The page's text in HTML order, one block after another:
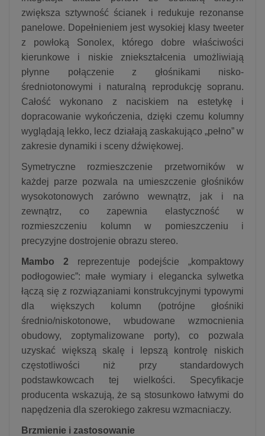
zwiększa sztywność ścianek i redukuje rezonanse
panelowe. Dopełnieniem jest wysokiej klasy tweeter
z powłoką Sonolex, którego dobre właściwości
kierunkowe i niskie zniekształcenia umożliwiają
płynne połączenie z głośnikami nisko-
średniotonowymi i naturalną reprodukcję sopranu.
Całość wykonano z naciskiem na estetykę i
dopracowanie wykończenia, dzięki czemu kolumny
wyglądają lekko, lecz działają zaskakująco „pełno” w
zakresie dynamiki i sceny dźwiękowej.
Symetryczne rozmieszczenie przetworników w
każdej parze pozwala na umieszczenie głośników
wysokotonowych zarówno wewnątrz, jak i na
zewnątrz, co zapewnia elastyczność w
rozmieszczeniu kolumn w pomieszczeniu i
precyzyjne dostrojenie obrazu stereo.
Mambo 2 reprezentuje podejście „kompaktowy
podłogowiec”: małe wymiary i elegancka sylwetka
łączą się z rozwiązaniami konstrukcyjnymi typowymi
dla większych kolumn (potrójne głośniki
średnio/niskotonowe, wbudowane wzmocnienia
obudowy, zoptymalizowane porty), co pozwala
uzyskać większą skalę i lepszą kontrolę niskich
częstotliwości niż przy standardowych
podstawkowcach tej wielkości. Specyfikacje
producenta wskazują, że są stosunkowo łatwymi do
napędzenia dla szerokiego zakresu wzmacniaczy.
Brzmienie i zastosowanie